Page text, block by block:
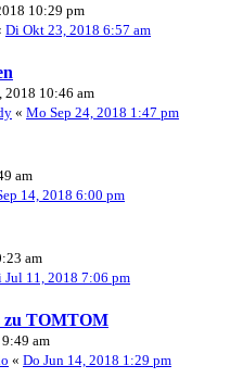
10:29 pm
Di Okt 23, 2018 6:57 am
2018 10:46 am
« Mo Sep 24, 2018 1:47 pm
am
14, 2018 6:00 pm
am
Jul 11, 2018 7:06 pm
zu TOMTOM
am
« Do Jun 14, 2018 1:29 pm